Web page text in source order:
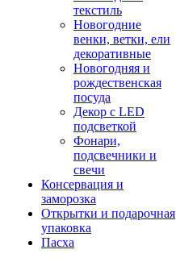
текстиль
Новогодние
венки, ветки, ели
декоративные
Новогодняя и
рождественская
посуда
Декор с LED
подсветкой
Фонари,
подсвечники и
свечи
Консервация и
заморозка
Открытки и подарочная
упаковка
Пасха